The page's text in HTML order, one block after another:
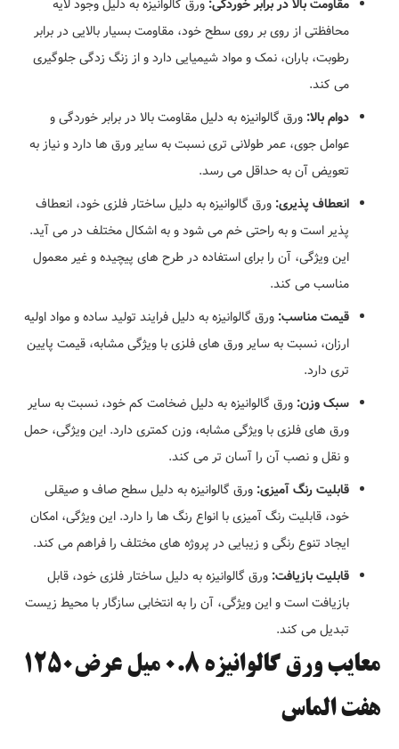
مقاومت بالا در برابر خوردگی: ورق گالوانیزه به دلیل وجود لایه
محافظتی از روی بر روی سطح خود، مقاومت بسیار بالایی در برابر
رطوبت، باران، نمک و مواد شیمیایی دارد و از زنگ زدگی جلوگیری
می کند.
دوام بالا: ورق گالوانیزه به دلیل مقاومت بالا در برابر خوردگی و
عوامل جوی، عمر طولانی تری نسبت به سایر ورق ها دارد و نیاز به
تعویض آن به حداقل می رسد.
انعطاف پذیری: ورق گالوانیزه به دلیل ساختار فلزی خود، انعطاف
پذیر است و به راحتی خم می شود و به اشکال مختلف در می آید.
این ویژگی، آن را برای استفاده در طرح های پیچیده و غیر معمول
مناسب می کند.
قیمت مناسب: ورق گالوانیزه به دلیل فرایند تولید ساده و مواد اولیه
ارزان، نسبت به سایر ورق های فلزی با ویژگی مشابه، قیمت پایین
تری دارد.
سبک وزن: ورق گالوانیزه به دلیل ضخامت کم خود، نسبت به سایر
ورق های فلزی با ویژگی مشابه، وزن کمتری دارد. این ویژگی، حمل
و نقل و نصب آن را آسان تر می کند.
قابلیت رنگ آمیزی: ورق گالوانیزه به دلیل سطح صاف و صیقلی
خود، قابلیت رنگ آمیزی با انواع رنگ ها را دارد. این ویژگی، امکان
ایجاد تنوع رنگی و زیبایی در پروژه های مختلف را فراهم می کند.
قابلیت بازیافت: ورق گالوانیزه به دلیل ساختار فلزی خود، قابل
بازیافت است و این ویژگی، آن را به انتخابی سازگار با محیط زیست
تبدیل می کند.
معایب ورق گالوانیزه 0.8 میل عرض1250
هفت الماس